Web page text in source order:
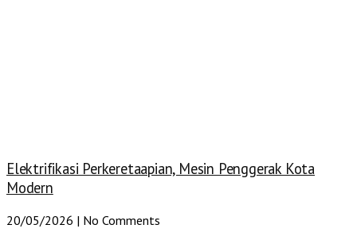
Elektrifikasi Perkeretaapian, Mesin Penggerak Kota
Modern
20/05/2026 No Comments